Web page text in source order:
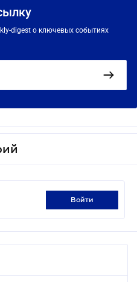
digest о ключевых событиях
войти